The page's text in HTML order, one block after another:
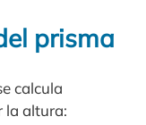
prisma
calcula
la altura: